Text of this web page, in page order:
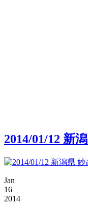
2014/01/12 新
Jan
16
2014